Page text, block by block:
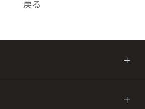
戻る
＋
＋